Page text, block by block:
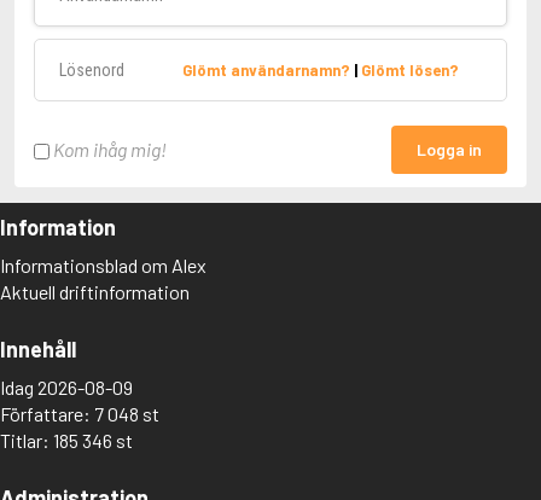
Glömt användarnamn? | Glömt lösen?
Kom ihåg mig! Logga in
Information
Informationsblad om Alex
Aktuell driftinformation
Innehåll
Idag 2026-08-09
Författare: 7 048 st
Titlar: 185 346 st